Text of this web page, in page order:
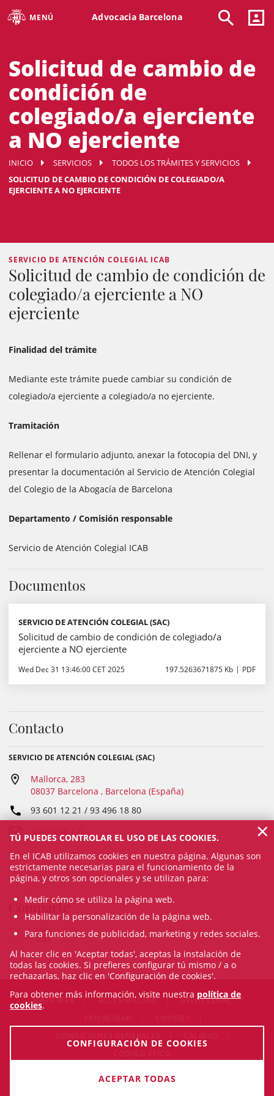
MENÚ Advocacia Barcelona
Solicitud de cambio de
condición de
colegiado/a ejerciente
a NO ejerciente
INICIO SERVICIOS
TODOS LOS TRÁMITES Y SERVICIOS
SOLICITUD DE CAMBIO DE CONDICIÓN DE COLEGIADO/A
EJERCIENTE A NO EJERCIENTE
SERVICIO DE ATENCIÓN COLEGIAL ICAB
Solicitud de cambio de condición de
colegiado/a ejerciente a NO
ejerciente
Finalidad del trámite
Mediante este trámite puede cambiar su condición de
colegiado/a ejerciente a colegiado/a no ejerciente.
Tramitación
Rellenar el formulario adjunto, anexar la fotocopia del DNI, y
presentar la documentación al Servicio de Atención Colegial
del Colegio de la Abogacía de Barcelona
Departamento / Comisión responsable
Servicio de Atención Colegial ICAB
Documentos
SERVICIO DE ATENCIÓN COLEGIAL (SAC)
Solicitud de cambio de condición de colegiado/a
ejerciente a NO ejerciente
Wed Dec 31 13:46:00 CET 2025 197.5263671875 Kb PDF
Contacto
SERVICIO DE ATENCIÓN COLEGIAL (SAC)
Mallorca, 283
08037 Barcelona , Barcelona (España)
93 601 12 21 / 93 496 18 80
Comparte
MAPA WEB ACCESIBILIDAD
AVISO LEGAL
© Thu Aug 06 10:23:24 CEST 2026 Il·lustre Col·legi de
TÚ PUEDES CONTROLAR EL USO DE LAS COOKIES.
En el ICAB utilizamos cookies en nuestra página. Algunas son
estrictamente necesarias para el funcionamiento de la
página, y otros son opcionales y se utilizan para:
Medir cómo se utiliza la página web.
Habilitar la personalización de la página web.
Para funciones de publicidad, marketing y redes sociales.
Al hacer clic en 'Aceptar todas', aceptas la instalación de
todas las cookies. Si prefieres configurar tú mismo / a o
rechazarlas, haz clic en 'Configuración de cookies'.
Para obtener más información, visite nuestra política de
cookies.
CONFIGURACIÓN DE COOKIES
ACEPTAR TODAS
×